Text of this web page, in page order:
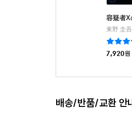
容疑者X
東野 圭吾
7,920원
배송/반품/교환 안